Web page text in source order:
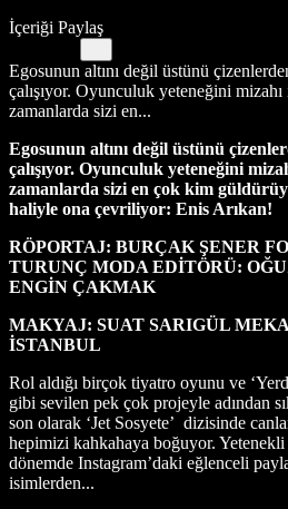
İçeriği Paylaş
Egosunun altını değil üstünü
çalışıyor. Oyunculuk yeteneğini
zamanlarda sizi en...
Egosunun altını değil üstünü
çalışıyor. Oyunculuk yeteneğini
zamanlarda sizi en çok kim
haliyle ona çevriliyor: Enis Arıkan!
RÖPORTAJ: BURÇAK ŞENER
TURUNÇ MODA EDİTÖRÜ:
ENGİN ÇAKMAK
MAKYAJ: SUAT SARIGÜL
İSTANBUL
Rol aldığı birçok tiyatro oyunu ve
gibi sevilen pek çok projeyle adından
son olarak ‘Jet Sosyete’ dizisinde
hepimizi kahkahaya boğuyor.
dönemde Instagram’daki eğlenceli
isimlerden...